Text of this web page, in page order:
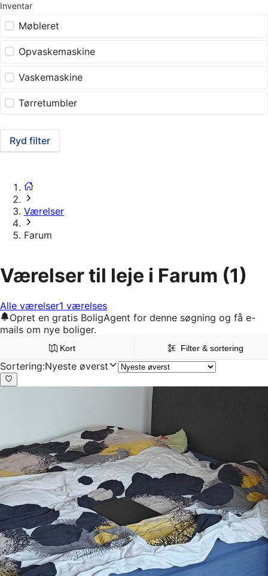
Inventar
Møbleret
Opvaskemaskine
Vaskemaskine
Tørretumbler
Ryd filter
Værelser
Farum
Værelser til leje i Farum (1)
Alle værelser1 værelses
Opret en gratis BoligAgent for denne søgning og få e-
mails om nye boliger.
Kort Filter & sortering
Sortering:Nyeste øverst